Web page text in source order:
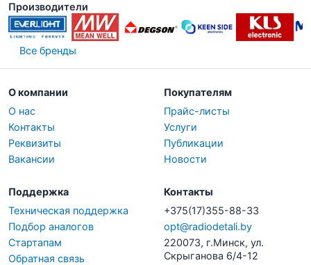
Производители
Все бренды
О компании
О нас
Контакты
Реквизиты
Вакансии
Покупателям
Прайс-листы
Услуги
Публикации
Новости
Поддержка
Техническая поддержка
Подбор аналогов
Стартапам
Обратная связь
Контакты
+375(17)355-88-33
opt@radiodetali.by
220073, г.Минск, ул.
Скрыганова 6/4-12